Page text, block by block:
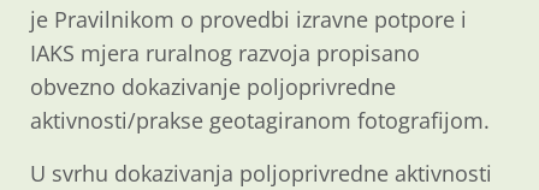
je Pravilnikom o provedbi izravne potpore i
IAKS mjera ruralnog razvoja propisano
obvezno dokazivanje poljoprivredne
aktivnosti/prakse geotagiranom fotografijom.
U svrhu dokazivanja poljoprivredne aktivnosti